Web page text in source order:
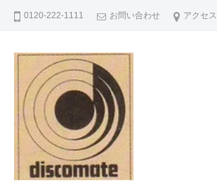
0120-222-1111 お問い合わせ アクセス